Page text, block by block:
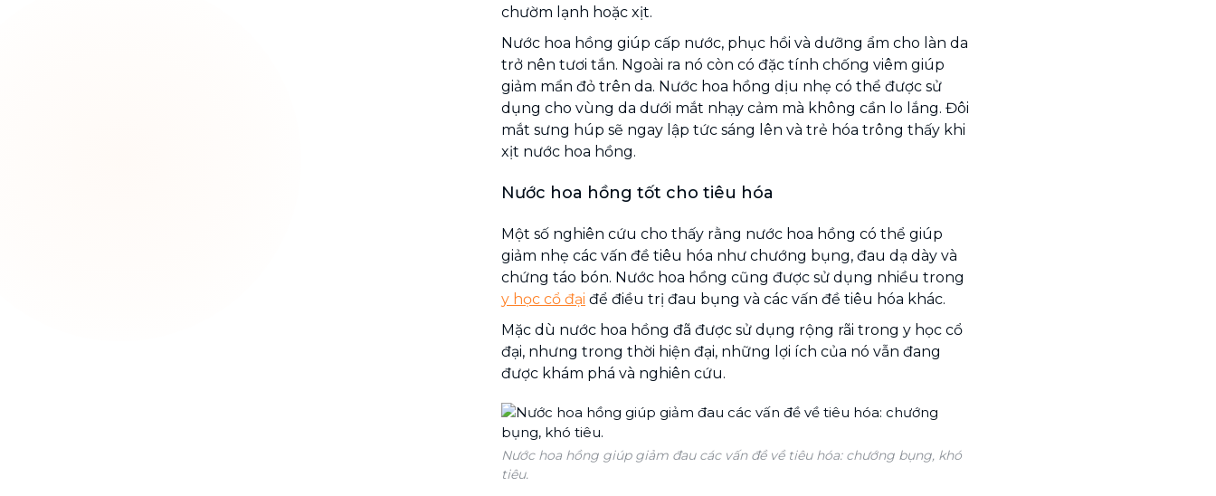
chườm lạnh hoặc xịt.
Nước hoa hồng giúp cấp nước, phục hồi và dưỡng ẩm cho làn da
trở nên tươi tắn. Ngoài ra nó còn có đặc tính chống viêm giúp
giảm mẩn đỏ trên da. Nước hoa hồng dịu nhẹ có thể được sử
dụng cho vùng da dưới mắt nhạy cảm mà không cần lo lắng. Đôi
mắt sưng húp sẽ ngay lập tức sáng lên và trẻ hóa trông thấy khi
xịt nước hoa hồng.
Nước hoa hồng tốt cho tiêu hóa
Một số nghiên cứu cho thấy rằng nước hoa hồng có thể giúp
giảm nhẹ các vấn đề tiêu hóa như chướng bụng, đau dạ dày và
chứng táo bón. Nước hoa hồng cũng được sử dụng nhiều trong
y học cổ đại để điều trị đau bụng và các vấn đề tiêu hóa khác.
Mặc dù nước hoa hồng đã được sử dụng rộng rãi trong y học cổ
đại, nhưng trong thời hiện đại, những lợi ích của nó vẫn đang
được khám phá và nghiên cứu.
Nước hoa hồng giúp giảm đau các vấn đề về tiêu hóa: chướng bụng, khó
tiêu.